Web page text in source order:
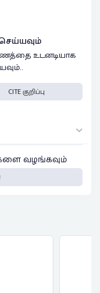
உடனடியாக
CITE குறிப்பு
வழங்கவும்